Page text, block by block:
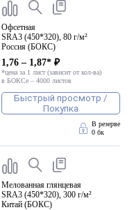
Офсетная
SRA3 (450*320), 80 г/м²
Россия (БОКС)
1,76 – 1,87* ₽
*цена за 1 лист (зависит от кол-ва)
в БОКСе – 4000 листов
Быстрый просмотр /
Покупка
В резерве
0 бк
Мелованная глянцевая
SRA3 (450*320), 300 г/м²
Китай (БОКС)